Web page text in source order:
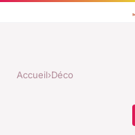
Accueil›Déco